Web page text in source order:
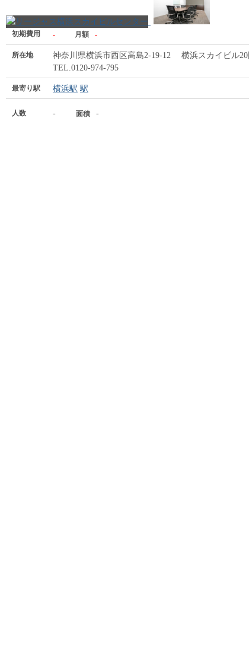
初期費用 - 月額 -
所在地
神奈川県横浜市西区高島2-19-12 横浜スカイビル20
TEL.0120-974-795
最寄り駅 横浜駅 駅
人数 - 面積 -